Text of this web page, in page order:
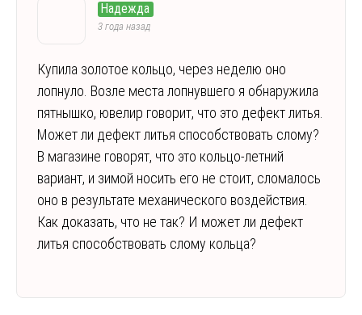
Надежда
3 года назад
Купила золотое кольцо, через неделю оно
лопнуло. Возле места лопнувшего я обнаружила
пятнышко, ювелир говорит, что это дефект литья.
Может ли дефект литья способствовать слому?
В магазине говорят, что это кольцо-летний
вариант, и зимой носить его не стоит, сломалось
оно в результате механического воздействия.
Как доказать, что не так? И может ли дефект
литья способствовать слому кольца?